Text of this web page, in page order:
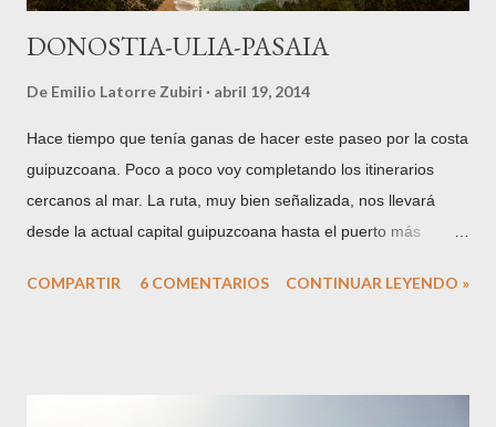
DONOSTIA-ULIA-PASAIA
De Emilio Latorre Zubiri abril 19, 2014
Hace tiempo que tenía ganas de hacer este paseo por la costa
guipuzcoana. Poco a poco voy completando los itinerarios
cercanos al mar. La ruta, muy bien señalizada, nos llevará
desde la actual capital guipuzcoana hasta el puerto más
natural, o fiordo, situado en la desembocadura del río
COMPARTIR 6 COMENTARIOS CONTINUAR LEYENDO »